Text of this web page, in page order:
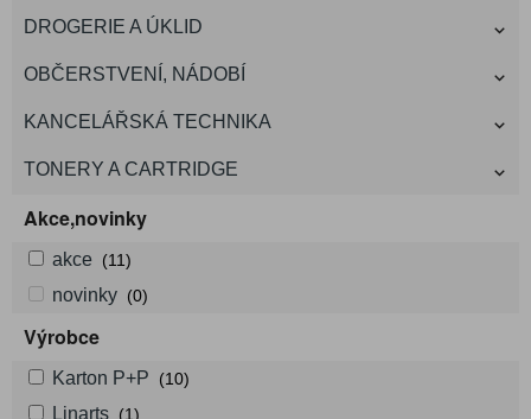
DROGERIE A ÚKLID
OBČERSTVENÍ, NÁDOBÍ
KANCELÁŘSKÁ TECHNIKA
TONERY A CARTRIDGE
Akce,novinky
akce (11)
novinky (0)
Výrobce
Karton P+P (10)
Linarts (1)